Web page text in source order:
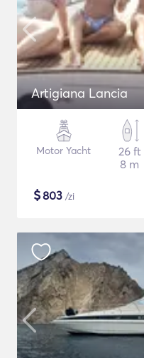
Artigiana Lancia
Motor Yacht
26 ft
8 m
$803 /zi